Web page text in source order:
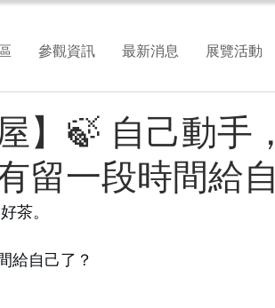
參觀資訊 最新消息 展覽活動
】🍃 自己動手
留一段時間給
茶。
給自己了？